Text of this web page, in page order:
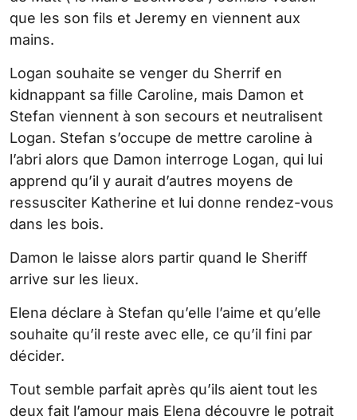
que les son fils et Jeremy en viennent aux
mains.
Logan souhaite se venger du Sherrif en
kidnappant sa fille Caroline, mais Damon et
Stefan viennent à son secours et neutralisent
Logan. Stefan s’occupe de mettre caroline à
l’abri alors que Damon interroge Logan, qui lui
apprend qu’il y aurait d’autres moyens de
ressusciter Katherine et lui donne rendez-vous
dans les bois.
Damon le laisse alors partir quand le Sheriff
arrive sur les lieux.
Elena déclare à Stefan qu’elle l’aime et qu’elle
souhaite qu’il reste avec elle, ce qu’il fini par
décider.
Tout semble parfait après qu’ils aient tout les
deux fait l’amour mais Elena découvre le potrait